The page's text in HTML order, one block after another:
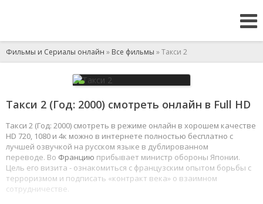
Фильмы и Сериалы онлайн » Все фильмы » Такси 2
Такси 2 (Год: 2000) смотреть онлайн в Full HD
Такси 2 (Год: 2000) смотреть в режиме онлайн в хорошем качестве
HD 720, 1080 и 4к можно в интернете полностью бесплатно с
лучшей озвучкой на русском языке в дублированном
переводе. Во Францию прибывает министр обороны Японии.
Цель его визита - ознакомиться с французским опытом борьбы с
терроризмом и подписать «контракт века» о взаимном
сотрудничестве.